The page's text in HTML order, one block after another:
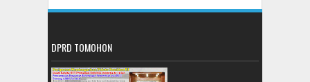
DPRD TOMOHON